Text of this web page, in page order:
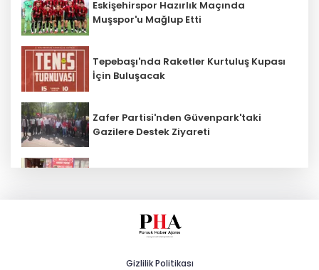
Eskişehirspor Hazırlık Maçında
Muşspor'u Mağlup Etti
Tepebaşı'nda Raketler Kurtuluş Kupası
İçin Buluşacak
Zafer Partisi'nden Güvenpark'taki
Gazilere Destek Ziyareti
AK Parti İl Başkanı Albayrak: "Esnafı
Gizlilik Politikası